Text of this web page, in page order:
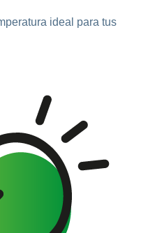
ideal para tus